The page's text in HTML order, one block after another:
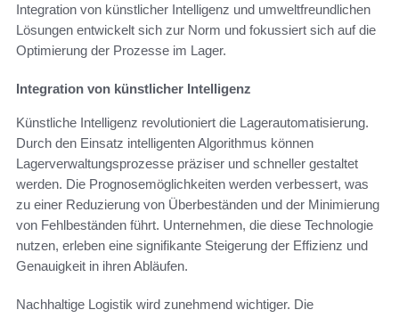
Integration von künstlicher Intelligenz und umweltfreundlichen
Lösungen entwickelt sich zur Norm und fokussiert sich auf die
Optimierung der Prozesse im Lager.
Integration von künstlicher Intelligenz
Künstliche Intelligenz revolutioniert die Lagerautomatisierung.
Durch den Einsatz intelligenten Algorithmus können
Lagerverwaltungsprozesse präziser und schneller gestaltet
werden. Die Prognosemöglichkeiten werden verbessert, was
zu einer Reduzierung von Überbeständen und der Minimierung
von Fehlbeständen führt. Unternehmen, die diese Technologie
nutzen, erleben eine signifikante Steigerung der Effizienz und
Genauigkeit in ihren Abläufen.
Nachhaltige Logistik wird zunehmend wichtiger. Die